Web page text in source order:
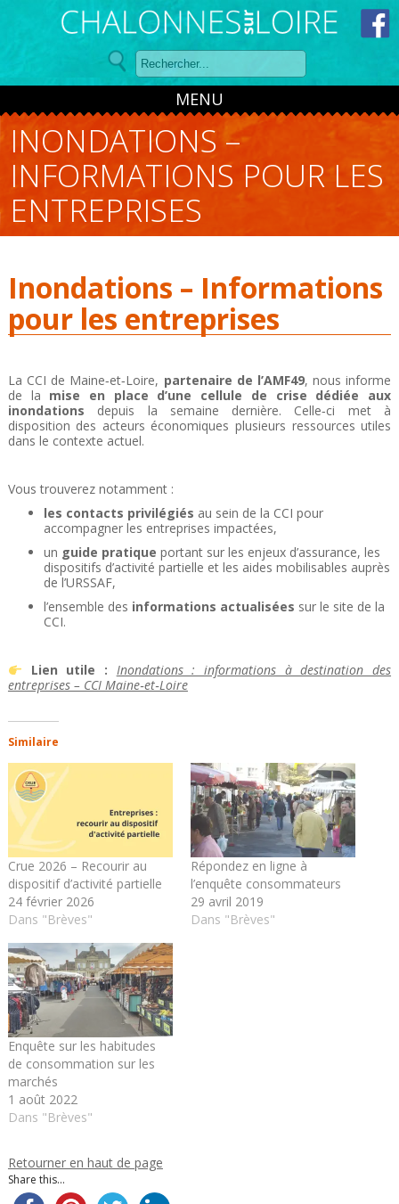
Panneau de gestion des cookies
MENU
INONDATIONS –
INFORMATIONS POUR LES
ENTREPRISES
Inondations – Informations
pour les entreprises
La CCI de Maine‑et‑Loire, partenaire de l’AMF49, nous informe
de la mise en place d’une cellule de crise dédiée aux
inondations depuis la semaine dernière. Celle‑ci met à
disposition des acteurs économiques plusieurs ressources utiles
dans le contexte actuel.
Vous trouverez notamment :
les contacts privilégiés au sein de la CCI pour
accompagner les entreprises impactées,
un guide pratique portant sur les enjeux d’assurance, les
dispositifs d’activité partielle et les aides mobilisables auprès
de l’URSSAF,
l’ensemble des informations actualisées sur le site de la
CCI.
Lien utile : Inondations : informations à destination des
entreprises – CCI Maine‑et‑Loire
Similaire
Crue 2026 – Recourir au
dispositif d’activité partielle
24 février 2026
Dans "Brèves"
Répondez en ligne à
l’enquête consommateurs
29 avril 2019
Dans "Brèves"
Enquête sur les habitudes
de consommation sur les
marchés
1 août 2022
Dans "Brèves"
Retourner en haut de page
Share this...